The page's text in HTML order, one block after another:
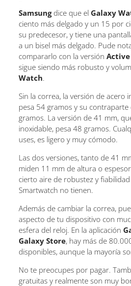
Samsungdice que el Galaxy
ciento más delgado y un 15 por
su predecesor, y tiene una
a un bisel más delgado. Pude
compararlo con la versión Active
sigue siendo más robusto y
Watch.
Sin la correa, la versión de acero
pesa 54 gramos y su
gramos. La versión de 41 mm,
inoxidable, pesa 48 gramos.
uses, es ligero y muy cómodo.
Las dos versiones, tanto de 41
miden 11 mm de altura o
cierto aire de robustez y
Smartwatch no tienen.
Además de cambiar la correa,
aspecto de tu dispositivo con
esfera del reloj. En la aplicación
Galaxy Store, hay más de
disponibles, aunque la mayoría
No te preocupes por pagar.
gratuitas y realmente son muy